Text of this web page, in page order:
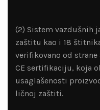
(2) Sistem vazdušnih
zaštitu kao i 18
verifikovano od strane
CE sertifikaciju, koja
usaglašenosti
ličnoj zaštiti.